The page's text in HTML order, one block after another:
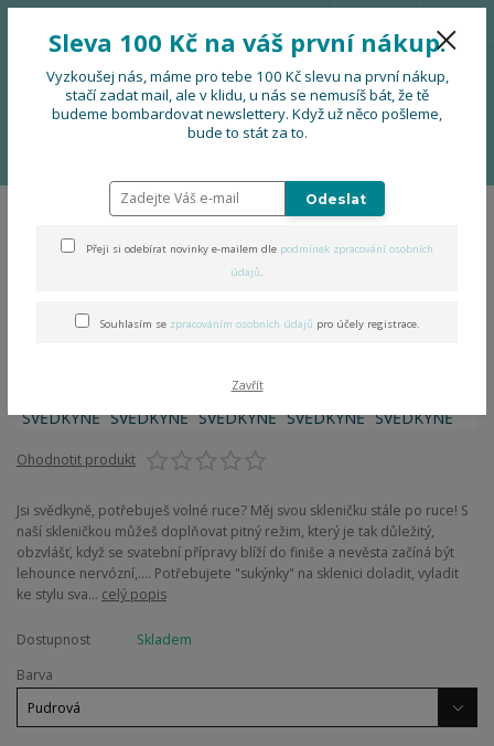
Menu
0 Kč
Já jsem SVĚDKYNĚ
Ohodnotit produkt
Jsi svědkyně, potřebuješ volné ruce? Měj svou skleničku stále po ruce! S
naší skleničkou můžeš doplňovat pitný režim, který je tak důležitý,
obzvlášť, když se svatební přípravy blíží do finiše a nevěsta začíná být
lehounce nervózní,.... Potřebujete "sukýnky" na sklenici doladit, vyladit
ke stylu sva... celý popis
Dostupnost
Skladem
Barva
Sleva 100 Kč na váš první nákup.
Vyzkoušej nás, máme pro tebe 100 Kč slevu na první nákup,
stačí zadat mail, ale v klidu, u nás se nemusíš bát, že tě
budeme bombardovat newslettery. Když už něco pošleme,
bude to stát za to.
Odeslat
Přeji si odebírat novinky e-mailem dle podmínek zpracování osobních
údajů.
Souhlasím se zpracováním osobních údajů pro účely registrace.
Zavřít